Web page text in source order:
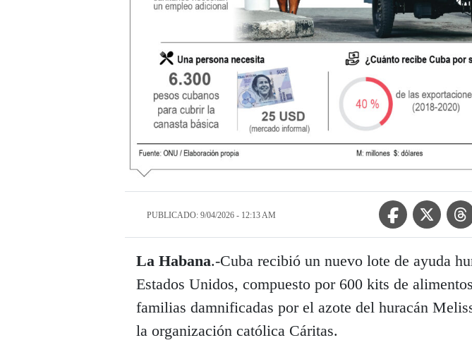
PUBLICADO: 9/04/2026 - 12:13 AM
Facebook IconTwitter Icon
La Habana.-Cuba recibió un nuevo lote de ayuda
Estados Unidos, compuesto por 600 kits de
familias damnificadas por el azote del huracán
la organización católica Cáritas.